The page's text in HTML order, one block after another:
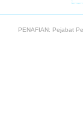
PENAFIAN: Pejabat